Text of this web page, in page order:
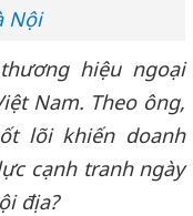
Nội
hiệu ngoại
Nam. Theo ông,
lõi khiến doanh
cạnh tranh ngày
địa?